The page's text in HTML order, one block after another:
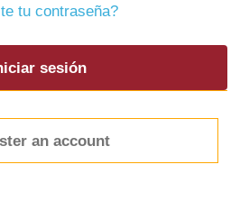
tu contraseña?
an account